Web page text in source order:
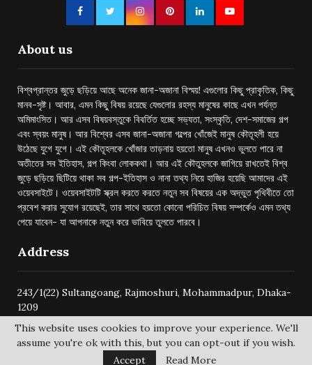
About us
বিশ্বপ্রান্তর জুড়ে ছড়িয়ে আছে অনেক জানা-অজানা বিস্ময়! এগুলোর কিছু প্রাকৃতিক, কিছু
মানব-সৃষ্ট। আবার, এমন কিছু বিষয় রয়েছে যেগুলোর রহস্য মানুষের কাছে এখন পর্যন্ত
অমিমাংসিত। আর এসব বিষয়বস্তুকে বিবর্তিত হচ্ছে সভ্যতা, সংস্কৃতি, দেশ-সমাজের গল্প
এবং স্বয়ং মানুষ। আর বিশ্বের এসব জানা-অজানা গল্পের খোঁজেই মানুষ কৌতূহলী হয়ে
উঠেছে যুগে যুগে। এই কৌতূহলকে খোঁজার তাড়নায় হয়তো মানুষ এখনও ভুলতে পারে না
অতীতের সব ইতিহাস, গল্প কিংবা লোককথা। আর এই কৌতুহলকে জাগিয়ে রাখতেই বিশ্ব
জুড়ে ছড়িয়ে ছিটিয়ে থাকা সব গল্প-ইতিহাস ও নানা তথ্য নিয়ে হাজির হয়েছি আমাদের এই
ওয়েবসাইটে। ওয়েবসাইটটি স্ক্রল করতে করতে নতুন সব বিষয়ের এক অদ্ভুত পৃথিবীতে তো
প্রবেশ করার সুযোগ রয়েছেই, তার সাথে হয়তো কোনো পরিচিত বিষয় সম্পর্কেও এমন তথ্য
পেয়ে যাবেন- যা আপনাকে নতুন করে ভাবিয়ে তুলতে পারবে।
Address
243/1(22) Sultangoang, Rajmoshuri, Mohammadpur, Dhaka-
1209
bishwoprantore.comAll Right Reserved.
This website uses cookies to improve your experience. We'll
assume you're ok with this, but you can opt-out if you wish.
Accept
Read More